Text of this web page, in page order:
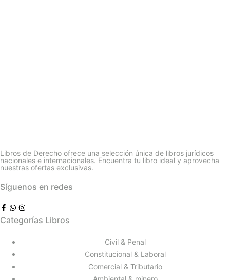
Libros de Derecho ofrece una selección única de libros jurídicos
nacionales e internacionales. Encuentra tu libro ideal y aprovecha
nuestras ofertas exclusivas.
Síguenos en redes
Categorías Libros
Civil & Penal
Constitucional & Laboral
Comercial & Tributario